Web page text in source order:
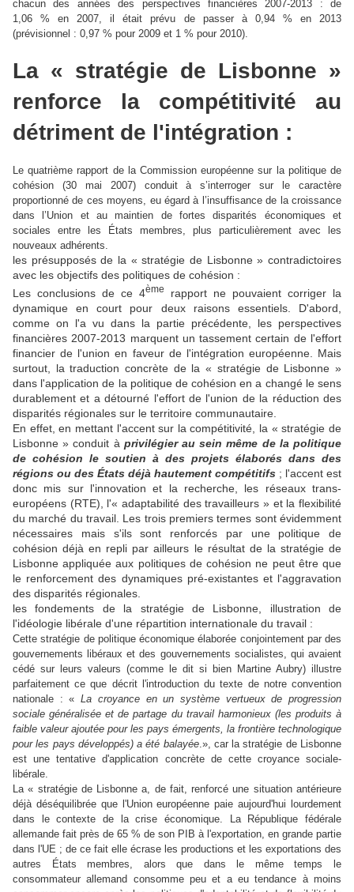
chacun des années des perspectives financières 2007-2013 : de
1,06 % en 2007, il était prévu de passer à 0,94 % en 2013
(prévisionnel : 0,97 % pour 2009 et 1 % pour 2010).
La « stratégie de Lisbonne »
renforce la compétitivité au
détriment de l'intégration :
Le quatrième rapport de la Commission européenne sur la politique de
cohésion (30 mai 2007) conduit à s’interroger sur le caractère
proportionné de ces moyens, eu égard à l’insuffisance de la croissance
dans l’Union et au maintien de fortes disparités économiques et
sociales entre les États membres, plus particulièrement avec les
nouveaux adhérents.
les présupposés de la « stratégie de Lisbonne » contradictoires
avec les objectifs des politiques de cohésion :
Les conclusions de ce 4ème
rapport ne pouvaient corriger la
dynamique en court pour deux raisons essentiels. D'abord,
comme on l'a vu dans la partie précédente, les perspectives
financières 2007-2013 marquent un tassement certain de l'effort
financier de l'union en faveur de l'intégration européenne. Mais
surtout, la traduction concrète de la « stratégie de Lisbonne »
dans l'application de la politique de cohésion en a changé le sens
durablement et a détourné l'effort de l'union de la réduction des
disparités régionales sur le territoire communautaire.
En effet, en mettant l'accent sur la compétitivité, la « stratégie de
Lisbonne » conduit à privilégier au sein même de la politique
de cohésion le soutien à des projets élaborés dans des
régions ou des États déjà hautement compétitifs ; l'accent est
donc mis sur l'innovation et la recherche, les réseaux trans-
européens (RTE), l'« adaptabilité des travailleurs » et la flexibilité
du marché du travail. Les trois premiers termes sont évidemment
nécessaires mais s'ils sont renforcés par une politique de
cohésion déjà en repli par ailleurs le résultat de la stratégie de
Lisbonne appliquée aux politiques de cohésion ne peut être que
le renforcement des dynamiques pré-existantes et l'aggravation
des disparités régionales.
les fondements de la stratégie de Lisbonne, illustration de
l'idéologie libérale d'une répartition internationale du travail :
Cette stratégie de politique économique élaborée conjointement par des
gouvernements libéraux et des gouvernements socialistes, qui avaient
cédé sur leurs valeurs (comme le dit si bien Martine Aubry) illustre
parfaitement ce que décrit l'introduction du texte de notre convention
nationale : «La croyance en un système vertueux de progression
sociale généralisée et de partage du travail harmonieux (les produits à
faible valeur ajoutée pour les pays émergents, la frontière technologique
pour les pays développés) a été balayée.», car la stratégie de Lisbonne
est une tentative d'application concrète de cette croyance sociale-
libérale.
La « stratégie de Lisbonne a, de fait, renforcé une situation antérieure
déjà déséquilibrée que l'Union européenne paie aujourd'hui lourdement
dans le contexte de la crise économique. La République fédérale
allemande fait près de 65 % de son PIB à l'exportation, en grande partie
dans l'UE ; de ce fait elle écrase les productions et les exportations des
autres États membres, alors que dans le même temps le
consommateur allemand consomme peu et a eu tendance à moins